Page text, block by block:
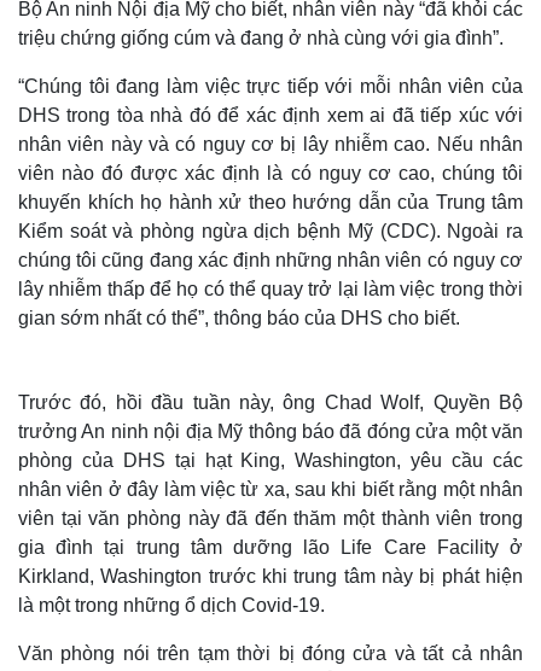
Bộ An ninh Nội địa Mỹ cho biết, nhân viên này “đã khỏi các
triệu chứng giống cúm và đang ở nhà cùng với gia đình”.
“Chúng tôi đang làm việc trực tiếp với mỗi nhân viên của
DHS trong tòa nhà đó để xác định xem ai đã tiếp xúc với
nhân viên này và có nguy cơ bị lây nhiễm cao. Nếu nhân
viên nào đó được xác định là có nguy cơ cao, chúng tôi
khuyến khích họ hành xử theo hướng dẫn của Trung tâm
Kiểm soát và phòng ngừa dịch bệnh Mỹ (CDC). Ngoài ra
chúng tôi cũng đang xác định những nhân viên có nguy cơ
lây nhiễm thấp để họ có thể quay trở lại làm việc trong thời
gian sớm nhất có thể”, thông báo của DHS cho biết.
Trước đó, hồi đầu tuần này, ông Chad Wolf, Quyền Bộ
trưởng An ninh nội địa Mỹ thông báo đã đóng cửa một văn
phòng của DHS tại hạt King, Washington, yêu cầu các
nhân viên ở đây làm việc từ xa, sau khi biết rằng một nhân
viên tại văn phòng này đã đến thăm một thành viên trong
gia đình tại trung tâm dưỡng lão Life Care Facility ở
Kirkland, Washington trước khi trung tâm này bị phát hiện
là một trong những ổ dịch Covid-19.
Văn phòng nói trên tạm thời bị đóng cửa và tất cả nhân